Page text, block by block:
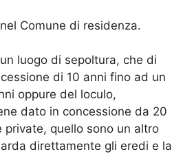
Comune di residenza.
luogo di sepoltura, che di
di 10 anni fino ad un
oppure del loculo,
dato in concessione da 20
private, quello sono un altro
direttamente gli eredi e la